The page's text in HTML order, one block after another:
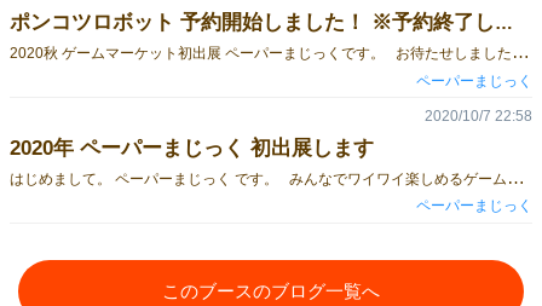
ポンコツロボット 予約開始しました！ ※予約終了しました
2
020秋 ゲームマーケット初出展 ペーパーまじっくです。 お待たせしました。「ポンコツロボット」の予約を開始しました！ また、コンポーネント＆ルールも公開しました。 詳細はゲーム紹介ページをご参照ください。 ～11/13(金) 追記～ 予約を終了させていただきます。当日分もあるため、是非とも足を運んでください！
ペーパーまじっく
2020年 ペーパーまじっく 初出展します
は
じめまして。 ペーパーまじっく です。 みんなでワイワイ楽しめるゲームを作るため、ペーパーまじっくを立ち上げました。 2020年秋のゲームマーケットでは、1作目となる「ポンコツロボット」を販売する予定です。 土曜日、ブース番号はイ10です。 皆様にお越しいただけるのを楽しみにしています！
2020/10/7 22:58
ペーパーまじっく
このブースのブログ一覧へ